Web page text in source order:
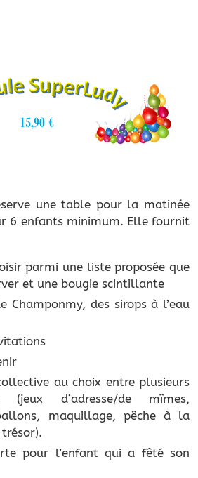
une table pour la matinée
6 enfants minimum. Elle fournit
parmi une liste proposée que
et une bougie scintillante
Champonmy, des sirops à l’eau
au choix entre plusieurs
(jeux d’adresse/de mîmes,
maquillage, pêche à la
pour l’enfant qui a fêté son